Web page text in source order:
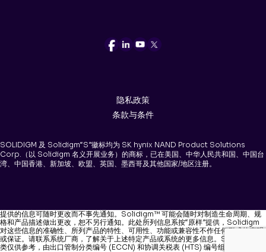
隐私政策
条款与条件
SOLIDIGM 及 Solidigm“S”徽标均为 SK hynix NAND Product Solutions
Corp.（以 Solidigm 名义开展业务）的商标，已在美国、中华人民共和国、中国台
湾、中国香港、新加坡、欧盟、英国、墨西哥及其他国家/地区注册。
提供的信息可随时更改而不事先通知。Solidigm™ 可能会随时对制造生命周期、规
格和产品描述做出更改，恕不另行通知。此处所列信息系按“原样”提供，Solidigm
对这些信息的准确性、所列产品的特性、可用性、功能或兼容性不作任何形式的声明
或保证。请联系系统厂商，了解关于上述特定产品或系统的更多信息。Solidigm 分
类仅供参考，由出口管制分类编号 (ECCN) 和协调关税表 (HTS) 编号组成。